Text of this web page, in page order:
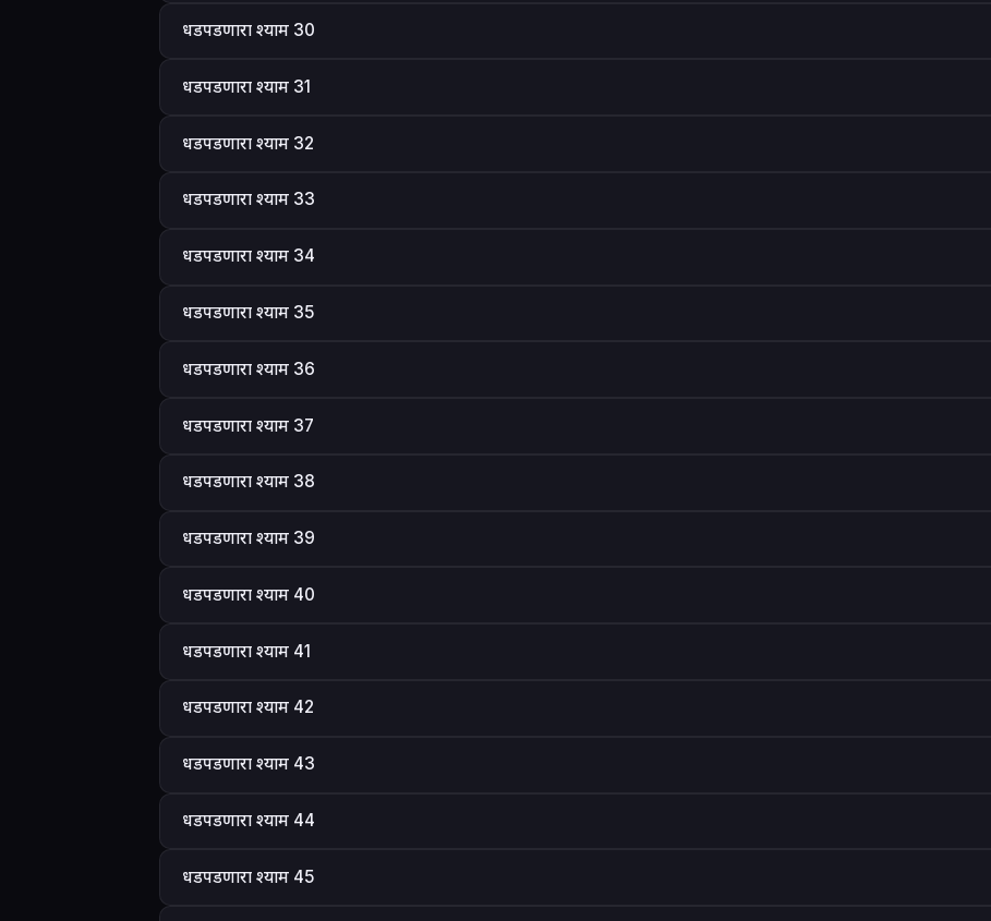
धडपडणारा श्याम 30
धडपडणारा श्याम 31
धडपडणारा श्याम 32
धडपडणारा श्याम 33
धडपडणारा श्याम 34
धडपडणारा श्याम 35
धडपडणारा श्याम 36
धडपडणारा श्याम 37
धडपडणारा श्याम 38
धडपडणारा श्याम 39
धडपडणारा श्याम 40
धडपडणारा श्याम 41
धडपडणारा श्याम 42
धडपडणारा श्याम 43
धडपडणारा श्याम 44
धडपडणारा श्याम 45